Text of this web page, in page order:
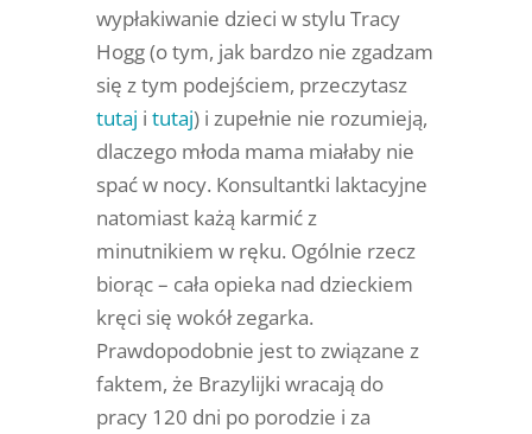
wypłakiwanie dzieci w stylu Tracy
Hogg (o tym, jak bardzo nie zgadzam
się z tym podejściem, przeczytasz
tutaj i tutaj) i zupełnie nie rozumieją,
dlaczego młoda mama miałaby nie
spać w nocy. Konsultantki laktacyjne
natomiast każą karmić z
minutnikiem w ręku. Ogólnie rzecz
biorąc – cała opieka nad dzieckiem
kręci się wokół zegarka.
Prawdopodobnie jest to związane z
faktem, że Brazylijki wracają do
pracy 120 dni po porodzie i za